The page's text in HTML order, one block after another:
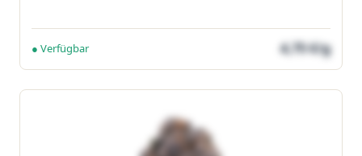
● Verfügbar 4,75 €/g